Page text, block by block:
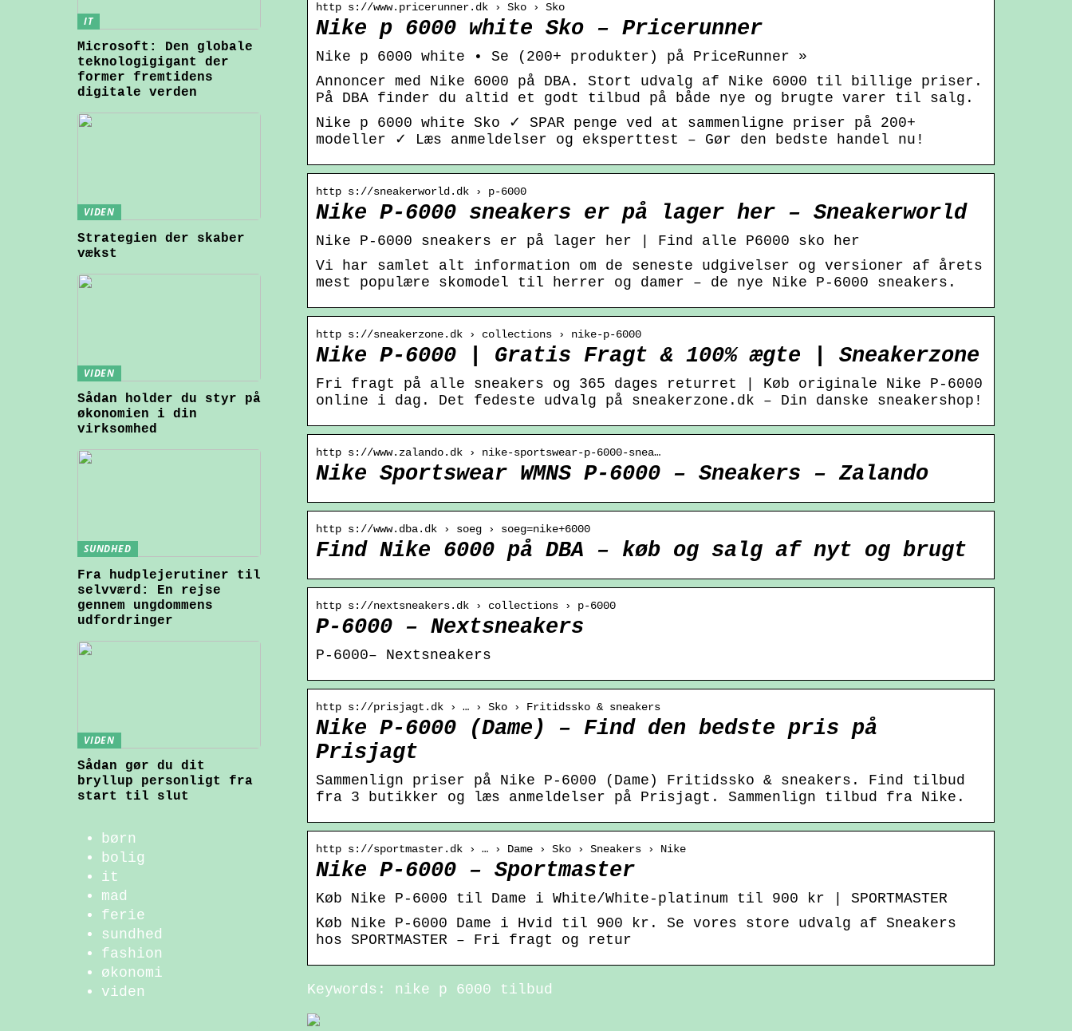
http s://www.pricerunner.dk › Sko › Sko
Nike p 6000 white Sko – Pricerunner
Nike p 6000 white • Se (200+ produkter) på PriceRunner »
Annoncer med Nike 6000 på DBA. Stort udvalg af Nike 6000 til billige priser.
På DBA finder du altid et godt tilbud på både nye og brugte varer til salg.
Nike p 6000 white Sko ✓ SPAR penge ved at sammenligne priser på 200+
modeller ✓ Læs anmeldelser og eksperttest – Gør den bedste handel nu!
http s://sneakerworld.dk › p-6000
Nike P-6000 sneakers er på lager her – Sneakerworld
Nike P-6000 sneakers er på lager her | Find alle P6000 sko her
Vi har samlet alt information om de seneste udgivelser og versioner af årets
mest populære skomodel til herrer og damer – de nye Nike P-6000 sneakers.
http s://sneakerzone.dk › collections › nike-p-6000
Nike P-6000 | Gratis Fragt & 100% ægte | Sneakerzone
Fri fragt på alle sneakers og 365 dages returret | Køb originale Nike P-6000
online i dag. Det fedeste udvalg på sneakerzone.dk – Din danske sneakershop!
http s://www.zalando.dk › nike-sportswear-p-6000-snea…
Nike Sportswear WMNS P-6000 – Sneakers – Zalando
http s://www.dba.dk › soeg › soeg=nike+6000
Find Nike 6000 på DBA – køb og salg af nyt og brugt
http s://nextsneakers.dk › collections › p-6000
P-6000 – Nextsneakers
P-6000– Nextsneakers
http s://prisjagt.dk › … › Sko › Fritidssko & sneakers
Nike P-6000 (Dame) – Find den bedste pris på
Prisjagt
Sammenlign priser på Nike P-6000 (Dame) Fritidssko & sneakers. Find tilbud
fra 3 butikker og læs anmeldelser på Prisjagt. Sammenlign tilbud fra Nike.
http s://sportmaster.dk › … › Dame › Sko › Sneakers › Nike
Nike P-6000 – Sportmaster
Køb Nike P-6000 til Dame i White/White-platinum til 900 kr | SPORTMASTER
Køb Nike P-6000 Dame i Hvid til 900 kr. Se vores store udvalg af Sneakers
hos SPORTMASTER – Fri fragt og retur
Keywords: nike p 6000 tilbud
IT
Microsoft: Den globale
teknologigigant der
former fremtidens
digitale verden
VIDEN
Strategien der skaber
vækst
VIDEN
Sådan holder du styr på
økonomien i din
virksomhed
SUNDHED
Fra hudplejerutiner til
selvværd: En rejse
gennem ungdommens
udfordringer
VIDEN
Sådan gør du dit
bryllup personligt fra
start til slut
børn
bolig
it
mad
ferie
sundhed
fashion
økonomi
viden